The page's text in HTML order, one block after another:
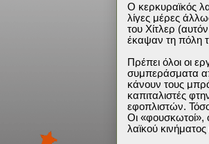
Ο κερκυραϊκός
λίγες μέρες
του Χίτλερ
έκαψαν τη πόλη
Πρέπει όλοι οι
συμπεράσματα
κάνουν τους
καπιταλιστές
εφοπλιστών. Τόσο
Οι «φουσκωτοί»,
λαϊκού